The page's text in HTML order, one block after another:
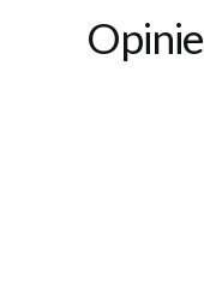
Opinie